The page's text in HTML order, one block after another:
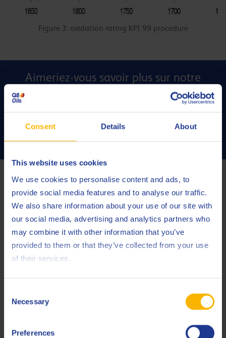
Consent Details About
This website uses cookies
We use cookies to personalise content and ads, to
provide social media features and to analyse our traffic.
We also share information about your use of our site with
our social media, advertising and analytics partners who
may combine it with other information that you’ve
provided to them or that they’ve collected from your use
of their services.
Selection
Necessary
Preferences
Figure 3: oxidation rating KPI 99 procedure
Aimeriez-vous savoir plus sur notre
méthode interne d’évaluation du taux
Écart entre les procédures DIN 51453 et KPI 99
Se basant sur les spectres infrarouges de l’huile pour moteur
à gaz Q8 Mahler HA illustrés par la figure 1, les résultats sont
les suivants :
Taux d’oxydation conforme à la norme DIN 51453 =
d’autres cas, l’écart puisse être supérieur.